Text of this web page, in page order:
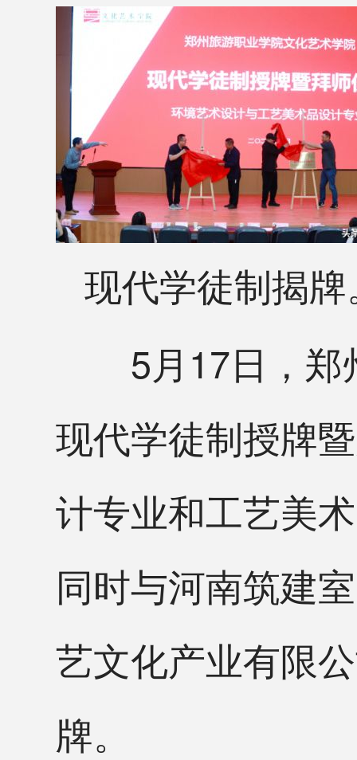
现代学徒制揭
5月17日，郑
现代学徒制授牌
计专业和工艺美
同时与河南筑建
艺文化产业有限
牌。